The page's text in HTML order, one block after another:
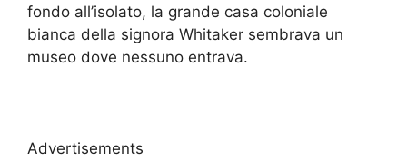
fondo all’isolato, la grande casa coloniale
bianca della signora Whitaker sembrava un
museo dove nessuno entrava.
Advertisements